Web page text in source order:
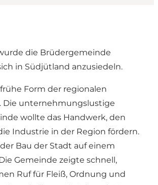
die Brüdergemeinde
in Südjütland anzusiedeln.
Form der regionalen
Die unternehmungslustige
wollte das Handwerk, den
Industrie in der Region fördern.
Bau der Stadt auf einem
Gemeinde zeigte schnell,
Ruf für Fleiß, Ordnung und